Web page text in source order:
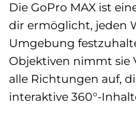
Die GoPro MAX ist
dir ermöglicht, jeden
Umgebung
Objektiven nimmt sie
alle Richtungen auf,
interaktive 360°-